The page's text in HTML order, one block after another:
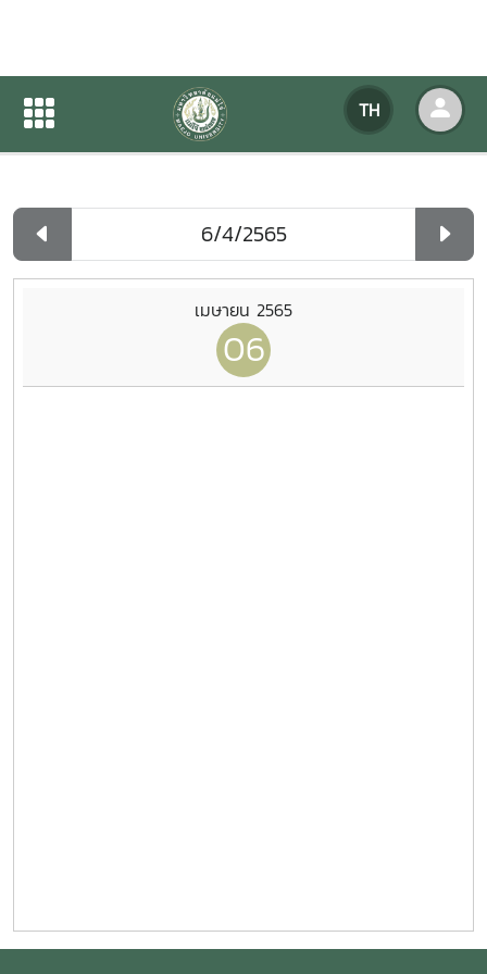
TH
ปฏิทินกิจกรรมของหน่วยงาน
ปฏิทินกิจกรรมของหน่วยงาน
เมษายน 2565
06